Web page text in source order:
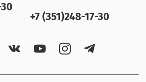
+7 (351)248-17-30